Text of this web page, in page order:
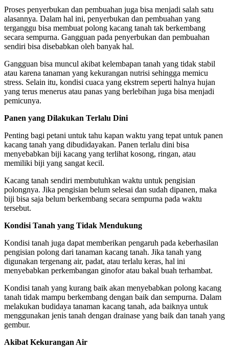
Proses penyerbukan dan pembuahan juga bisa menjadi salah satu
alasannya. Dalam hal ini, penyerbukan dan pembuahan yang
terganggu bisa membuat polong kacang tanah tak berkembang
secara sempurna. Gangguan pada penyerbukan dan pembuahan
sendiri bisa disebabkan oleh banyak hal.
Gangguan bisa muncul akibat kelembapan tanah yang tidak stabil
atau karena tanaman yang kekurangan nutrisi sehingga memicu
stress. Selain itu, kondisi cuaca yang ekstrem seperti halnya hujan
yang terus menerus atau panas yang berlebihan juga bisa menjadi
pemicunya.
Panen yang Dilakukan Terlalu Dini
Penting bagi petani untuk tahu kapan waktu yang tepat untuk panen
kacang tanah yang dibudidayakan. Panen terlalu dini bisa
menyebabkan biji kacang yang terlihat kosong, ringan, atau
memiliki biji yang sangat kecil.
Kacang tanah sendiri membutuhkan waktu untuk pengisian
polongnya. Jika pengisian belum selesai dan sudah dipanen, maka
biji bisa saja belum berkembang secara sempurna pada waktu
tersebut.
Kondisi Tanah yang Tidak Mendukung
Kondisi tanah juga dapat memberikan pengaruh pada keberhasilan
pengisian polong dari tanaman kacang tanah. Jika tanah yang
digunakan tergenang air, padat, atau terlalu keras, hal ini
menyebabkan perkembangan ginofor atau bakal buah terhambat.
Kondisi tanah yang kurang baik akan menyebabkan polong kacang
tanah tidak mampu berkembang dengan baik dan sempurna. Dalam
melakukan budidaya tanaman kacang tanah, ada baiknya untuk
menggunakan jenis tanah dengan drainase yang baik dan tanah yang
gembur.
Akibat Kekurangan Air